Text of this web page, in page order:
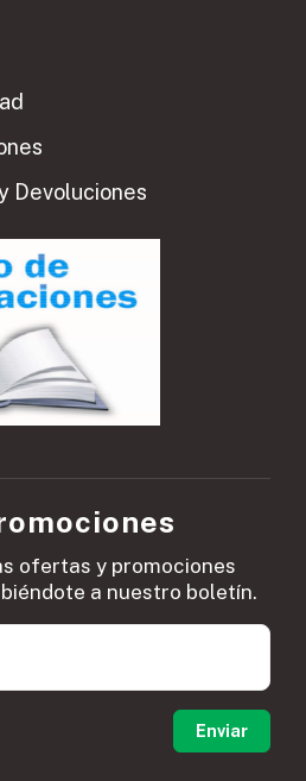
Devoluciones
ofertas y promociones
a nuestro boletín.